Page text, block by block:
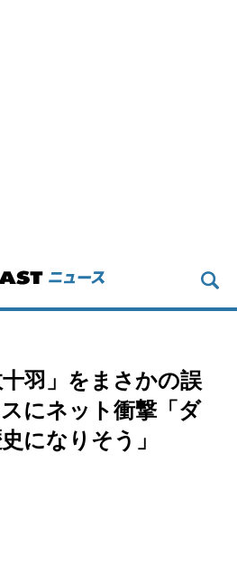
羽」をまさかの誤
にネット衝撃「ダ
になりそう」